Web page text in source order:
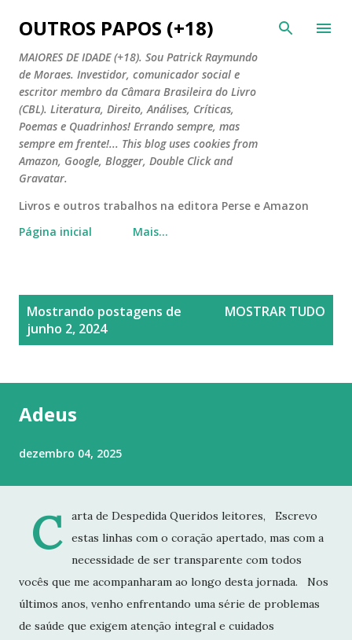
Pular para o conteúdo principal
OUTROS PAPOS (+18)
MAIORES DE IDADE (+18). Sou Patrick Raymundo
de Moraes. Investidor, comunicador social e
escritor membro da Câmara Brasileira do Livro
(CBL). Literatura, Direito, Análises, Críticas,
Poemas e Quadrinhos! Errando sempre, mas
sempre em frente!... This blog uses cookies from
Amazon, Google, Blogger, Double Click and
Gravatar.
Livros e outros trabalhos na editora Perse e Amazon
Página inicial
Mais…
Mostrando postagens de
junho 2, 2024
MOSTRAR TUDO
Adeus
dezembro 04, 2025
C
arta de Despedida Queridos leitores, Escrevo
estas linhas com o coração apertado, mas com a
necessidade de ser transparente com todos
vocês que me acompanharam ao longo desta jornada. Nos
últimos anos, venho enfrentando uma série de problemas
de saúde que exigem atenção integral e cuidados